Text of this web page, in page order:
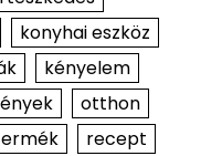
konyhai eszköz
kényelem
otthon
recept